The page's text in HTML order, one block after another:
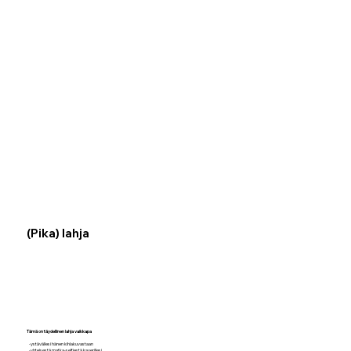
(Pika) lahja
Tämä on täydellinen lahja vaikkapa
-ystävällesi hänen kihlakuvastaan